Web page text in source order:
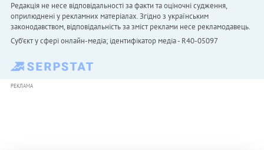
Редакція не несе відповідальності за факти та оціночні судження,
оприлюднені у рекламних матеріалах. Згідно з українським
законодавством, відповідальність за зміст реклами несе рекламодавець.
Cуб'єкт у сфері онлайн-медіа; ідентифікатор медіа - R40-05097
РЕКЛАМА